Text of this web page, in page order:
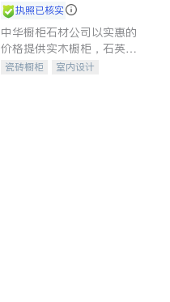
执照已核实
中华橱柜石材公司以实惠的
价格提供实木橱柜，石英石
台面，多种优质不锈钢水
瓷砖橱柜
室内设计